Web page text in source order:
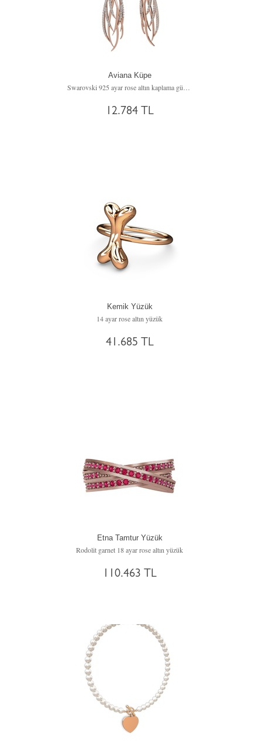
Aviana Küpe
12.784 TL
Kemik Yüzük
14 ayar rose altın yüzük
41.685 TL
Etna Tamtur Yüzük
Rodolit garnet 18 ayar rose altın yüzük
110.463 TL